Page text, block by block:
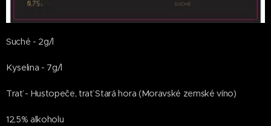
Suché - 2g/l
Kyselina - 7g/l
Trať - Hustopeče, trať Stará hora (Moravské zemské víno)
12,5% alkoholu